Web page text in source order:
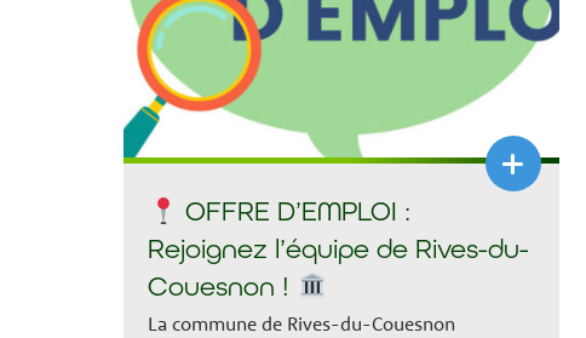
+
OFFRE D’EMPLOI :
Rejoignez l’équipe de Rives-du-
Couesnon !
La commune de Rives-du-Couesnon